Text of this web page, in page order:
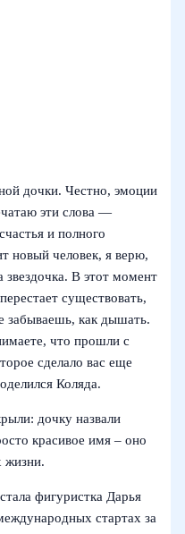
дочки. Честно, эмоции
эти слова —
и полного
новый человек, я верю,
звездочка. В этот момент
существовать,
забываешь, как дышать.
что прошли с
сделало вас еще
Коляда.
дочку назвали
красивое имя – оно
жизни.
фигуристка Дарья
стартах за